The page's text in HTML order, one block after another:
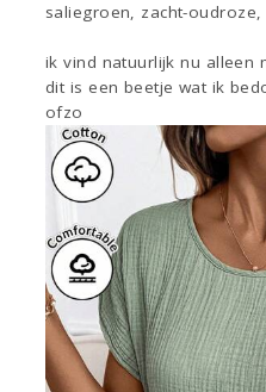
saliegroen, zacht-
ik vind natuurlijk nu
dit is een beetje wat ik
ofzo